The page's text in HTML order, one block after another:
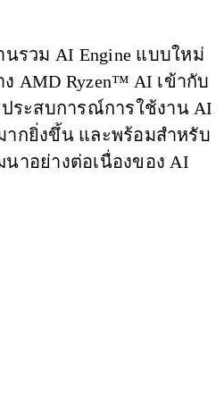
นรวม AI Engine แบบใหม่
AMD Ryzen™ AI เข้ากับ
ระสบการณ์การใช้งาน AI
ากยิ่งขึ้น และพร้อมสำหรับ
าอย่างต่อเนื่องของ AI